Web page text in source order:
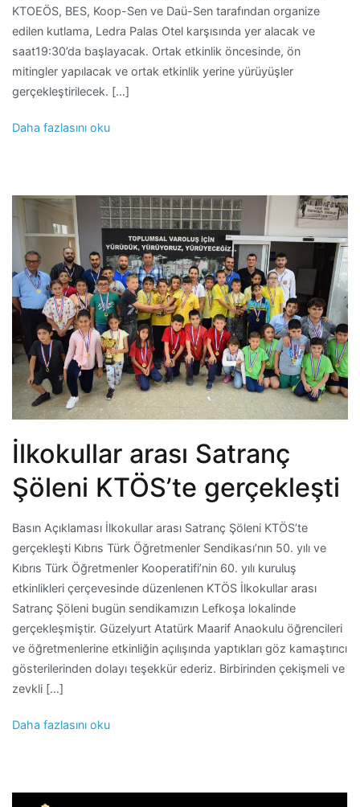
KTOEÖS, BES, Koop-Sen ve Daü-Sen tarafından organize
edilen kutlama, Ledra Palas Otel karşısında yer alacak ve
saat19:30’da başlayacak. Ortak etkinlik öncesinde, ön
mitingler yapılacak ve ortak etkinlik yerine yürüyüşler
gerçekleştirilecek. […]
Daha fazlasını oku
İlkokullar arası Satranç
Şöleni KTÖS’te gerçekleşti
Basın Açıklaması İlkokullar arası Satranç Şöleni KTÖS’te
gerçekleşti Kıbrıs Türk Öğretmenler Sendikası’nın 50. yılı ve
Kıbrıs Türk Öğretmenler Kooperatifi’nin 60. yılı kuruluş
etkinlikleri çerçevesinde düzenlenen KTÖS İlkokullar arası
Satranç Şöleni bugün sendikamızın Lefkoşa lokalinde
gerçekleşmiştir. Güzelyurt Atatürk Maarif Anaokulu öğrencileri
ve öğretmenlerine etkinliğin açılışında yaptıkları göz kamaştırıcı
gösterilerinden dolayı teşekkür ederiz. Birbirinden çekişmeli ve
zevkli […]
Daha fazlasını oku